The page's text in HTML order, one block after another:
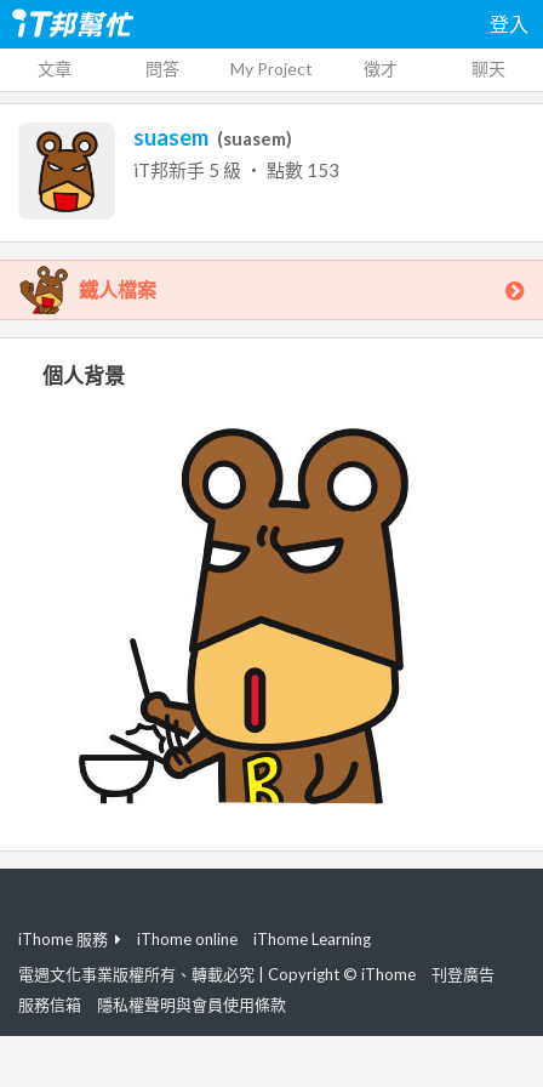
登入
文章 問答 My Project 徵才 聊天
suasem (suasem)
iT邦新手 5 級 ‧ 點數 153
鐵人檔案
個人背景
iThome 服務 iThome online
iThome Learning
電週文化事業版權所有、轉載必究 | Copyright © iThome
刊登廣告
服務信箱
隱私權聲明與會員使用條款